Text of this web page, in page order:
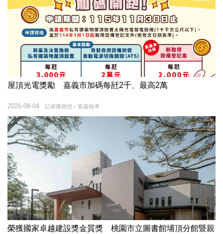
屋頂光電獎勵 嘉義市加碼每瓩2千、最高2萬
記者陳致愷／嘉義報導
2026-08-04
榮獲國家卓越建設獎金質獎 桃園市立圖書館埔頂分館暨親